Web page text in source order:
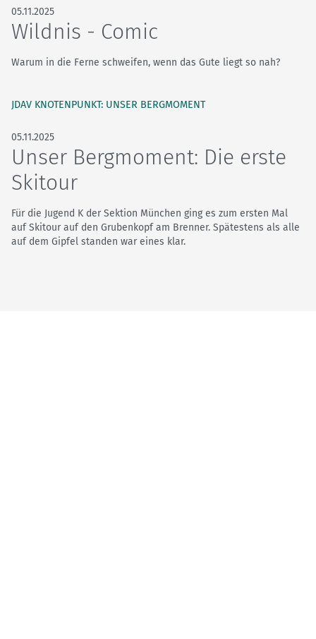
05.11.2025
Wildnis - Comic
Warum in die Ferne schweifen, wenn das Gute liegt so nah?
JDAV KNOTENPUNKT: UNSER BERGMOMENT
05.11.2025
Unser Bergmoment: Die erste
Skitour
Für die Jugend K der Sektion München ging es zum ersten Mal
auf Skitour auf den Grubenkopf am Brenner. Spätestens als alle
auf dem Gipfel standen war eines klar.